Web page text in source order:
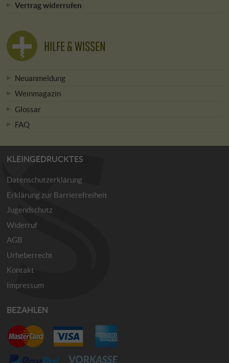
Vertrag widerrufen
HILFE & WISSEN
Neuanmeldung
Weinmagazin
Glossar
FAQ
KLEINGEDRUCKTES
Datenschutzerklärung
Erklärung zur Barrierefreiheit
Jugendschutz
Widerruf
AGB
Urheberrecht
Kontakt
Impressum
BEZAHLEN